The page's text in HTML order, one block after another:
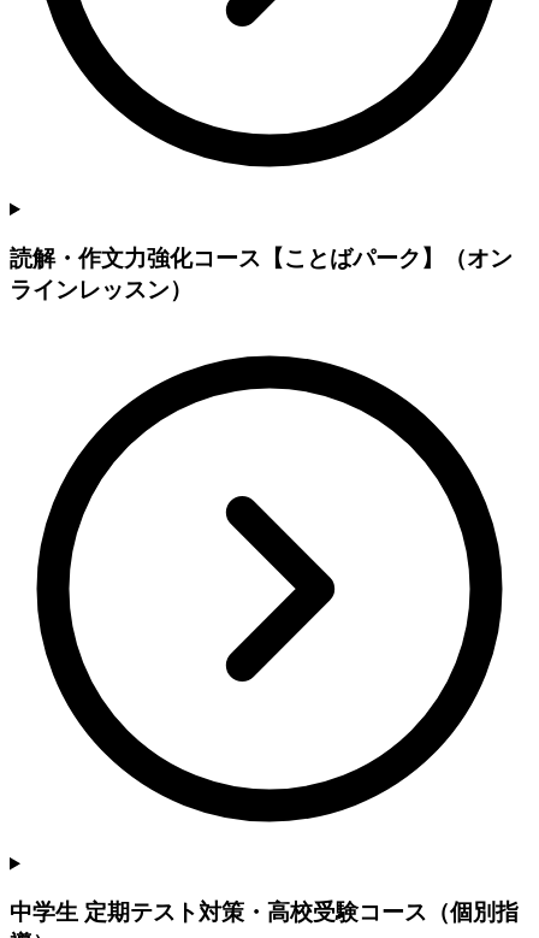
読解・作文力強化コース【ことばパーク】（オン
ラインレッスン）
中学生 定期テスト対策・高校受験コース（個別指